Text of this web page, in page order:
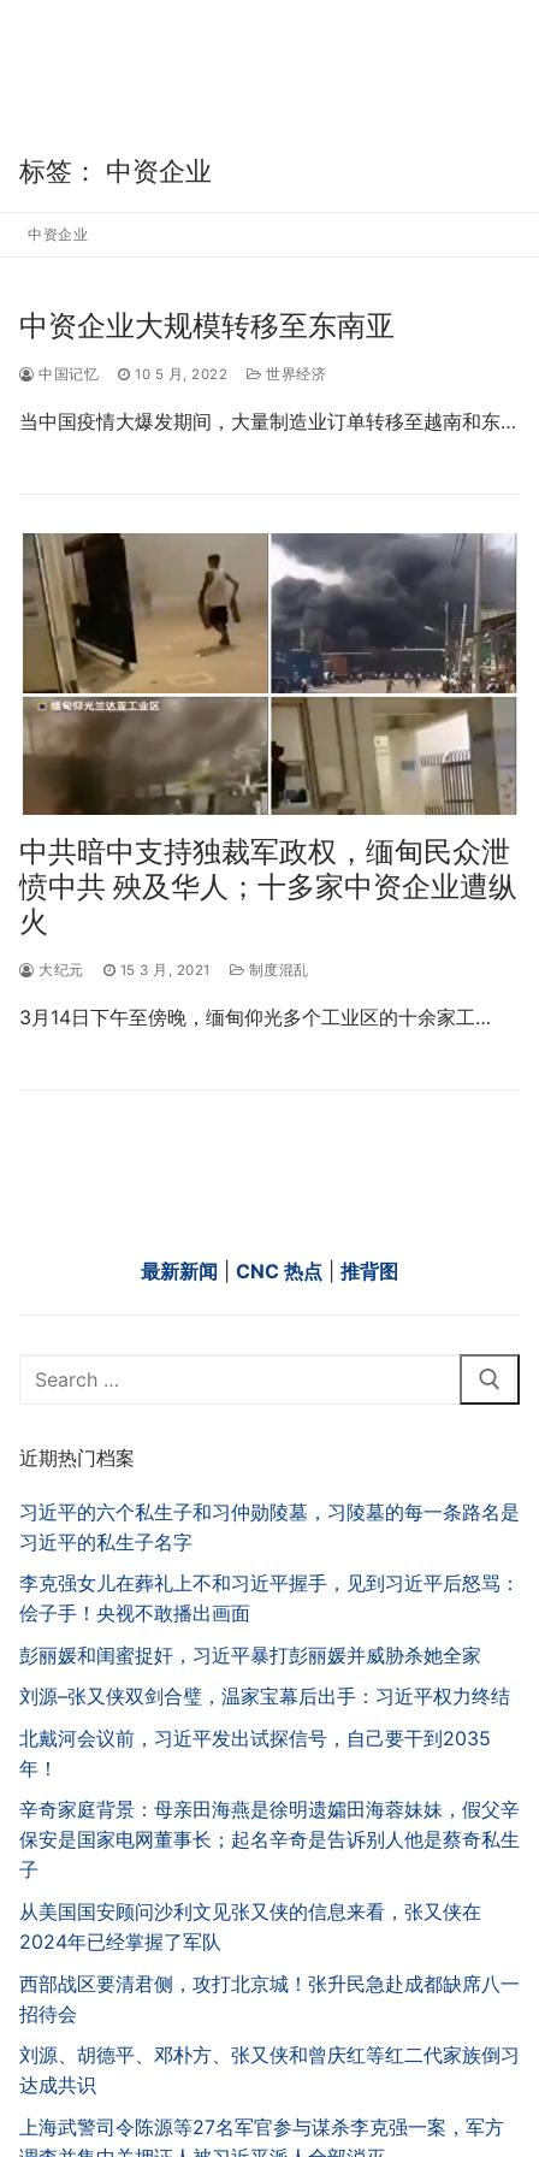
标签： 中资企业
中资企业
中资企业大规模转移至东南亚
中国记忆 10 5 月, 2022 世界经济
当中国疫情大爆发期间，大量制造业订单转移至越南和东…
中共暗中支持独裁军政权，缅甸民众泄
愤中共 殃及华人；十多家中资企业遭纵
火
大纪元 15 3 月, 2021 制度混乱
3月14日下午至傍晚，缅甸仰光多个工业区的十余家工…
最新新闻 CNC 热点 推背图
Search
近期热门档案
习近平的六个私生子和习仲勋陵墓，习陵墓的每一条路名是
习近平的私生子名字
李克强女儿在葬礼上不和习近平握手，见到习近平后怒骂：
侩子手！央视不敢播出画面
彭丽媛和闺蜜捉奸，习近平暴打彭丽媛并威胁杀她全家
刘源–张又侠双剑合璧，温家宝幕后出手：习近平权力终结
北戴河会议前，习近平发出试探信号，自己要干到2035
年！
辛奇家庭背景：母亲田海燕是徐明遗孀田海蓉妹妹，假父辛
保安是国家电网董事长；起名辛奇是告诉别人他是蔡奇私生
子
从美国国安顾问沙利文见张又侠的信息来看，张又侠在
2024年已经掌握了军队
西部战区要清君侧，攻打北京城！张升民急赴成都缺席八一
招待会
刘源、胡德平、邓朴方、张又侠和曾庆红等红二代家族倒习
达成共识
上海武警司令陈源等27名军官参与谋杀李克强一案，军方